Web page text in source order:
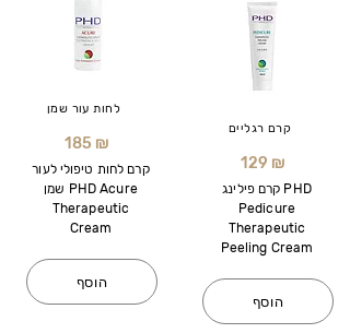
לחות עור שמן
185 ₪
קרם לחות טיפולי לעור
שמן PHD Acure
Therapeutic
Cream
הוסף
קרם רגליים
129 ₪
קרם פילינג PHD
Pedicure
Therapeutic
Peeling Cream
הוסף